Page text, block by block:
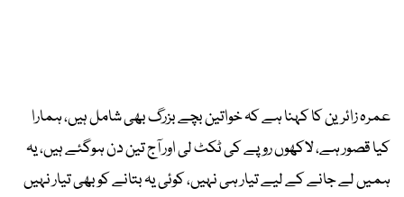
عمرہ زائرین کا کہنا ہے کہ خواتین بچے بزرگ بھی شامل ہیں، ہمارا
کیا قصور ہے، لاکھوں روپے کی ٹکٹ لی اور آج تین دن ہوگئے ہیں، یہ
ہمیں لے جانے کے لیے تیار ہی نہیں، کوئی یہ بتانے کو بھی تیار نہیں